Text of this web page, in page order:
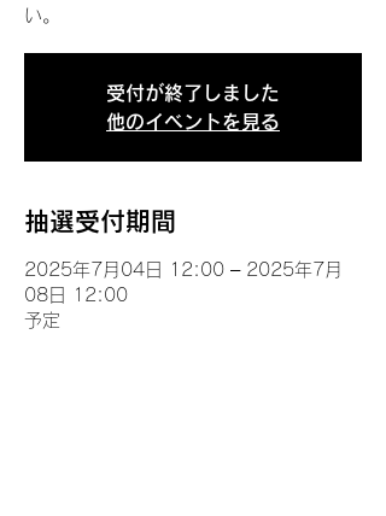
い。
受付が終了しました
他のイベントを見る
抽選受付期間
2025年7月04日 12:00 – 2025年7月
08日 12:00
予定